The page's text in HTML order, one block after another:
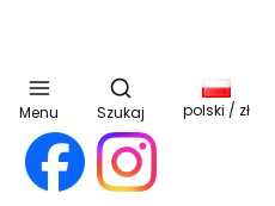
Menu
Otwórz
Szukaj polski / zł